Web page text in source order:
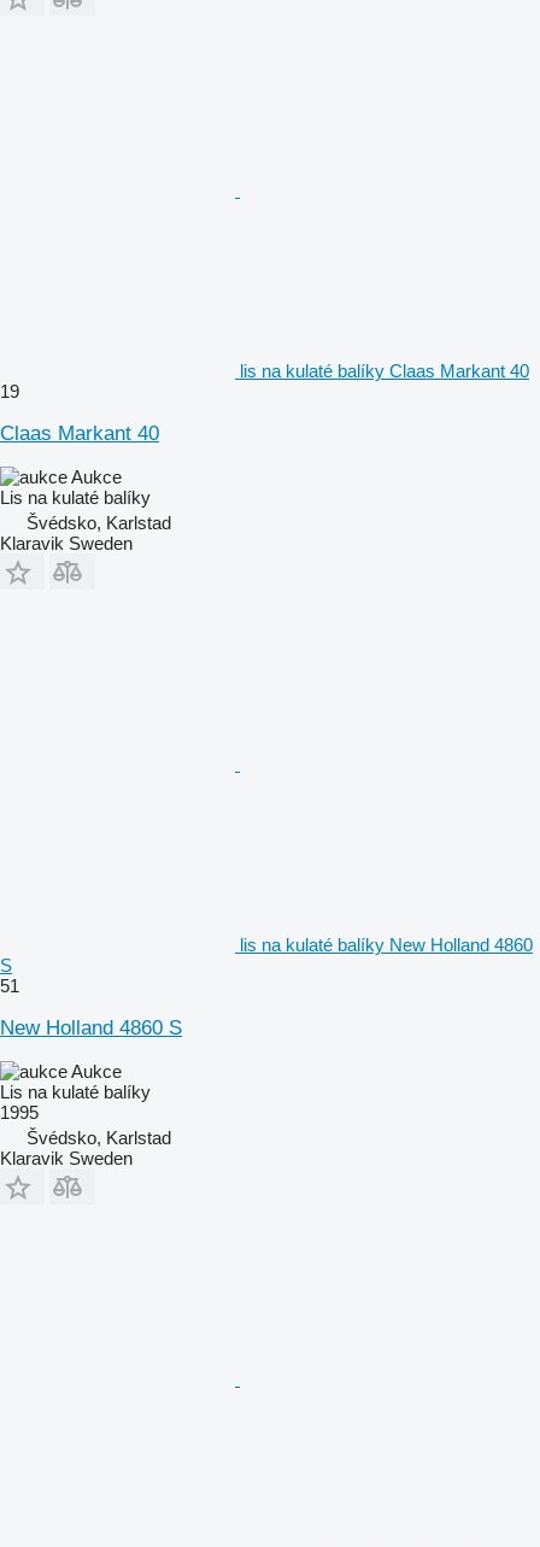
lis na kulaté balíky Claas Markant 40
19
Claas Markant 40
Aukce
Lis na kulaté balíky
Švédsko, Karlstad
Klaravik Sweden
lis na kulaté balíky New Holland 4860
S
51
New Holland 4860 S
Aukce
Lis na kulaté balíky
1995
Švédsko, Karlstad
Klaravik Sweden